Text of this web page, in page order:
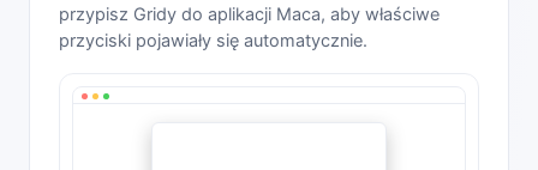
przypisz Gridy do aplikacji Maca, aby właściwe
przyciski pojawiały się automatycznie.